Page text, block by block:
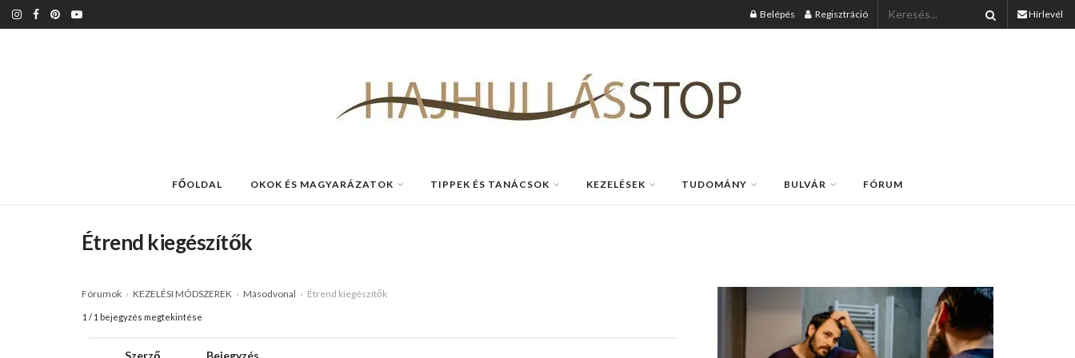
Belépés Regisztráció Hírlevél
FŐOLDAL OKOK ÉS MAGYARÁZATOK TIPPEK ÉS TANÁCSOK KEZELÉSEK TUDOMÁNY BULVÁR FÓRUM
Étrend kiegészítők
Fórumok › KEZELÉSI MÓDSZEREK › Másodvonal › Étrend kiegészítők
1 / 1 bejegyzés megtekintése
Szerző Bejegyzés